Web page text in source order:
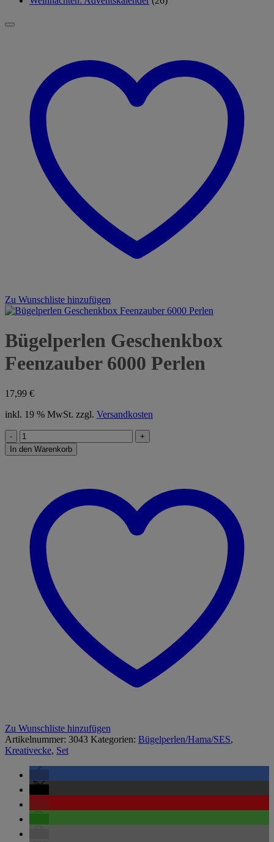
Zu Wunschliste hinzufügen
Bügelperlen Geschenkbox
Feenzauber 6000 Perlen
17,99 €
inkl. 19 % MwSt. zzgl. Versandkosten
Bügelperlen
Geschenkbox
Feenzauber
In den Warenkorb
Zu Wunschliste hinzufügen
Artikelnummer: 3043 Kategorien: Bügelperlen/Hama/SES,
Kreativecke, Set